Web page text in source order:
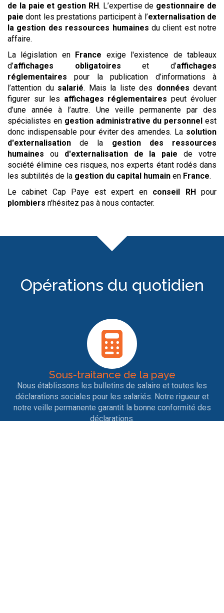
de la paie et gestion RH. L’expertise de gestionnaire de
paie dont les prestations participent à l’externalisation de
la gestion des ressources humaines du client est notre
affaire.
La législation en France exige l'existence de tableaux
d’affichages obligatoires et d’affichages
réglementaires pour la publication d’informations à
l’attention du salarié. Mais la liste des données devant
figurer sur les affichages réglementairespeut évoluer
d’une année à l’autre. Une veille permanente par des
spécialistes en gestion administrative du personnel est
donc indispensable pour éviter des amendes. La solution
d'externalisation de la gestion des ressources
humaines ou d'externalisation de la paie de votre
société élimine ces risques, nos experts étant rodés dans
les subtilités de la gestion du capital humain en France.
Le cabinet Cap Paye est expert en conseil RHpour
plombiers n'hésitez pas à nous contacter.
Opérations du quotidien
Sous-traitance de la paye
Nous établissons les bulletins de salaire et toutes les
déclarations sociales pour les salariés. Notre rigueur et
notre veille permanente garantit la bonne conformité des
déclarations.